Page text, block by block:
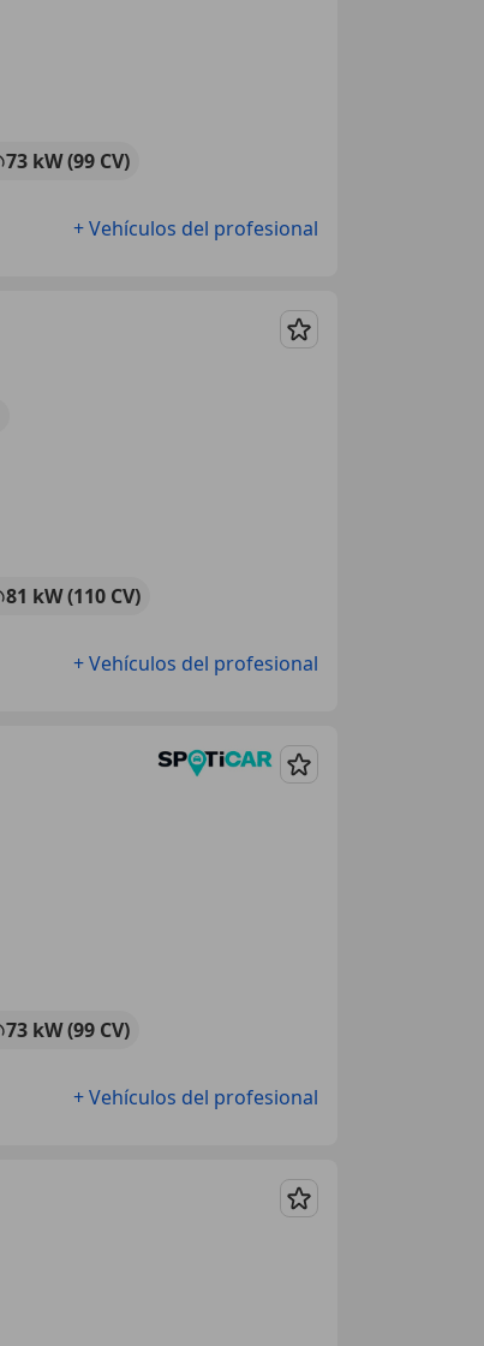
73 kW (99 CV)
+ Vehículos del profesional
Guardar
81 kW (110 CV)
+ Vehículos del profesional
Guardar
73 kW (99 CV)
+ Vehículos del profesional
Guardar